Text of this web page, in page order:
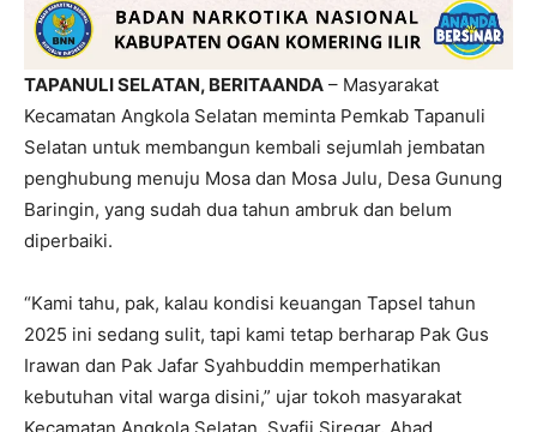
TAPANULI SELATAN, BERITAANDA – Masyarakat
Kecamatan Angkola Selatan meminta Pemkab Tapanuli
Selatan untuk membangun kembali sejumlah jembatan
penghubung menuju Mosa dan Mosa Julu, Desa Gunung
Baringin, yang sudah dua tahun ambruk dan belum
diperbaiki.
“Kami tahu, pak, kalau kondisi keuangan Tapsel tahun
2025 ini sedang sulit, tapi kami tetap berharap Pak Gus
Irawan dan Pak Jafar Syahbuddin memperhatikan
kebutuhan vital warga disini,” ujar tokoh masyarakat